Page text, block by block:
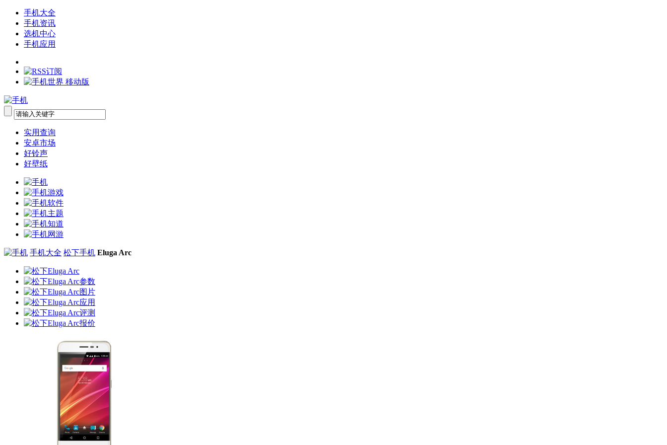
手机大全
手机资讯
选机中心
手机应用
实用查询
安卓市场
好铃声
好壁纸
手机大全 松下手机 Eluga Arc